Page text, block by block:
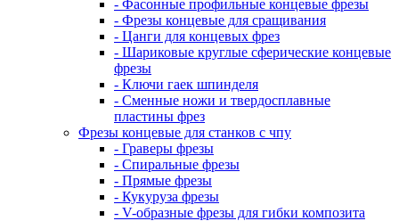
- Фасонные профильные концевые фрезы
- Фрезы концевые для сращивания
- Цанги для концевых фрез
- Шариковые круглые сферические концевые
фрезы
- Ключи гаек шпинделя
- Сменные ножи и твердосплавные
пластины фрез
Фрезы концевые для станков с чпу
- Граверы фрезы
- Спиральные фрезы
- Прямые фрезы
- Кукуруза фрезы
- V-образные фрезы для гибки композита